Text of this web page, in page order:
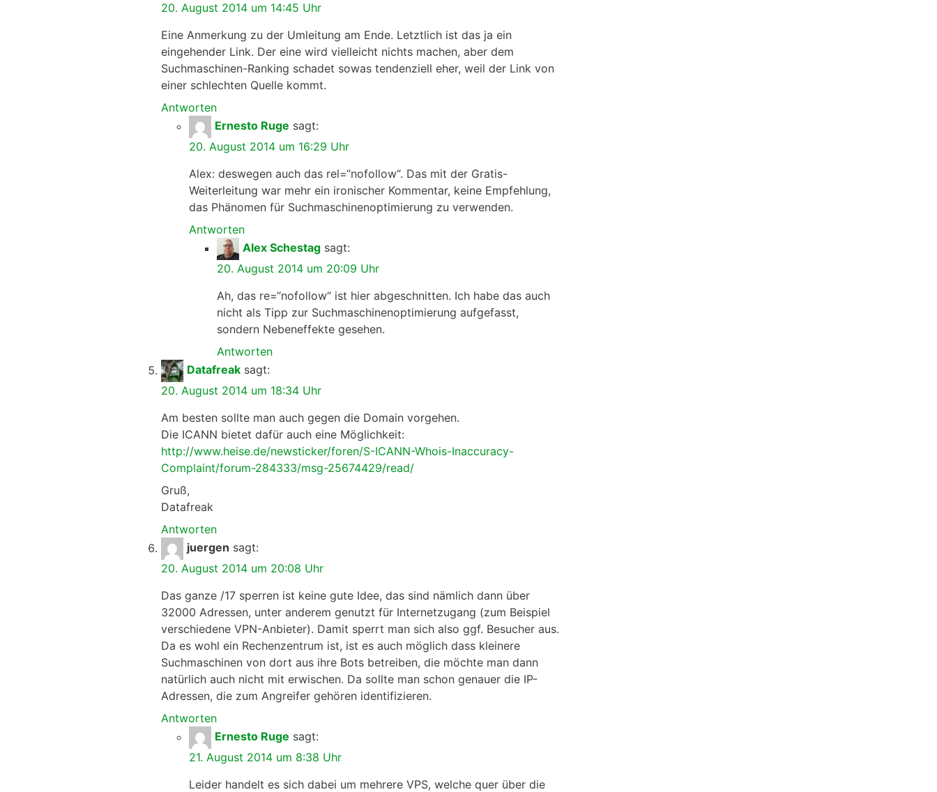
20. August 2014 um 14:45 Uhr
Eine Anmerkung zu der Umleitung am Ende. Letztlich ist das ja ein
eingehender Link. Der eine wird vielleicht nichts machen, aber dem
Suchmaschinen-Ranking schadet sowas tendenziell eher, weil der Link von
einer schlechten Quelle kommt.
Antworten
Ernesto Ruge sagt:
20. August 2014 um 16:29 Uhr
Alex: deswegen auch das rel=“nofollow“. Das mit der Gratis-
Weiterleitung war mehr ein ironischer Kommentar, keine Empfehlung,
das Phänomen für Suchmaschinenoptimierung zu verwenden.
Antworten
Alex Schestag sagt:
20. August 2014 um 20:09 Uhr
Ah, das re=“nofollow“ ist hier abgeschnitten. Ich habe das auch
nicht als Tipp zur Suchmaschinenoptimierung aufgefasst,
sondern Nebeneffekte gesehen.
Antworten
Datafreak sagt:
20. August 2014 um 18:34 Uhr
Am besten sollte man auch gegen die Domain vorgehen.
Die ICANN bietet dafür auch eine Möglichkeit:
http://www.heise.de/newsticker/foren/S-ICANN-Whois-Inaccuracy-
Complaint/forum-284333/msg-25674429/read/
Gruß,
Datafreak
Antworten
juergen sagt:
20. August 2014 um 20:08 Uhr
Das ganze /17 sperren ist keine gute Idee, das sind nämlich dann über
32000 Adressen, unter anderem genutzt für Internetzugang (zum Beispiel
verschiedene VPN-Anbieter). Damit sperrt man sich also ggf. Besucher aus.
Da es wohl ein Rechenzentrum ist, ist es auch möglich dass kleinere
Suchmaschinen von dort aus ihre Bots betreiben, die möchte man dann
natürlich auch nicht mit erwischen. Da sollte man schon genauer die IP-
Adressen, die zum Angreifer gehören identifizieren.
Antworten
Ernesto Ruge sagt:
21. August 2014 um 8:38 Uhr
Leider handelt es sich dabei um mehrere VPS, welche quer über die